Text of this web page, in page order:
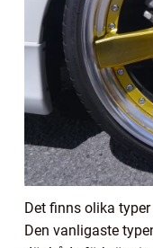
Det finns olika
Den vanligaste